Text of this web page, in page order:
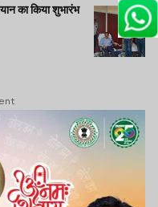
का किया शुभारंभ